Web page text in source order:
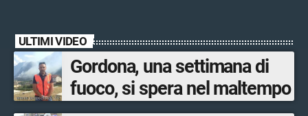
ULTIMI VIDEO
Gordona, una settimana di
fuoco, si spera nel maltempo